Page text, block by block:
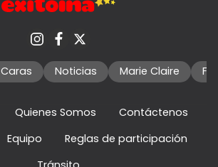
Caras Noticias Marie Claire
Quienes Somos
Contáctenos
Equipo
Reglas de participación